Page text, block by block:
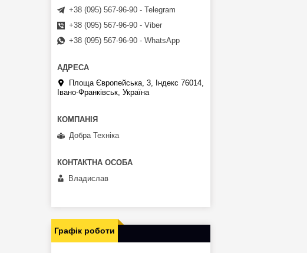
+38 (095) 567-96-90 - Telegram
+38 (095) 567-96-90 - Viber
+38 (095) 567-96-90 - WhatsApp
Площа Європейська, 3, Індекс 76014,
Івано-Франківськ, Україна
Добра Техніка
Владислав
Графік роботи